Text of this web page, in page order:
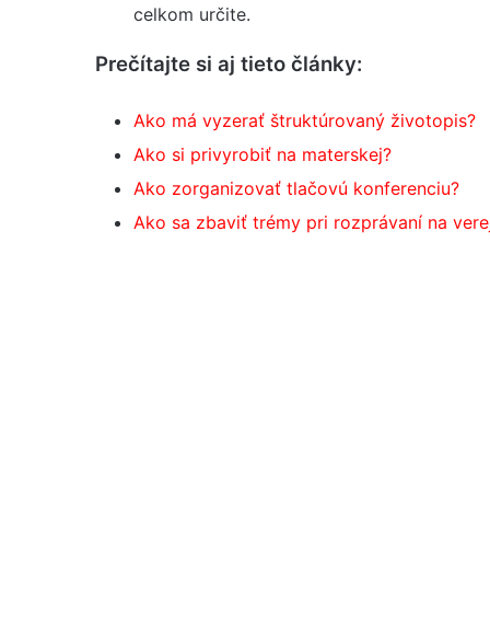
celkom určite.
Prečítajte si aj tieto články:
Ako má vyzerať štruktúrovaný životopis?
Ako si privyrobiť na materskej?
Ako zorganizovať tlačovú konferenciu?
Ako sa zbaviť trémy pri rozprávaní na